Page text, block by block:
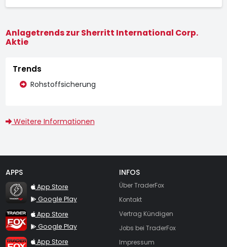
Anlagetrends zur Sherritt International Corp.
Aktie
Trends
Rohstoffsicherung
Weitere Informationen
APPS
TraderFox Flash
App Store
Google Play
TraderFox App
App Store
Google Play
TraderFox Pro
App Store
INFOS
Über TraderFox
Kontakt
Vertrag Kündigen
Jobs bei TraderFox
Impressum